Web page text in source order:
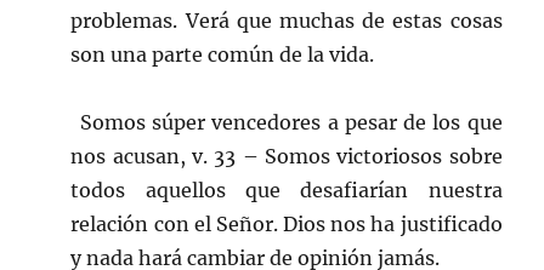
problemas. Verá que muchas de estas cosas
son una parte común de la vida.
Somos súper vencedores a pesar de los que
nos acusan, v. 33 – Somos victoriosos sobre
todos aquellos que desafiarían nuestra
relación con el Señor. Dios nos ha justificado
y nada hará cambiar de opinión jamás.